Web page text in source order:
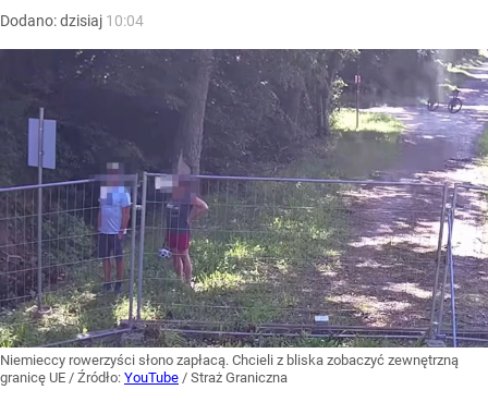
Dodano:dzisiaj 10:04
Niemieccy rowerzyści słono zapłacą. Chcieli z bliska zobaczyć zewnętrzną
granicę UE / Źródło: YouTube / Straż Graniczna